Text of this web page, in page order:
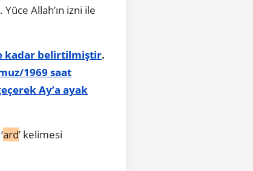
Allah’ın izni ile
kadar belirtilmiştir.
1969 saat
Ay’a ayak
ard’ kelimesi